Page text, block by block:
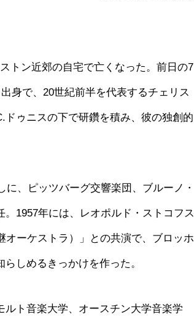
トン近郊の自宅で亡くなった。前日の7
身で、20世紀前半を代表するチェリス
ゥニスの下で研鑽を積み、彼の独創的
、ピッツバーグ交響楽団、ブルーノ・
1957年には、レオポルド・ストコフス
ーケストラ）」との共演で、ブロッホ
しめるきっかけを作った。
ト音楽大学、オースチン大学音楽学